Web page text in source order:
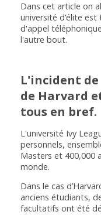
Dans cet article on
université d’élite
d'appel
l'autre bout.
L'incident
de Harvard
tous en bref.
L'université Ivy
personnels,
Masters et 400,000
monde.
Dans le cas
anciens étudiants,
facultatifs ont été